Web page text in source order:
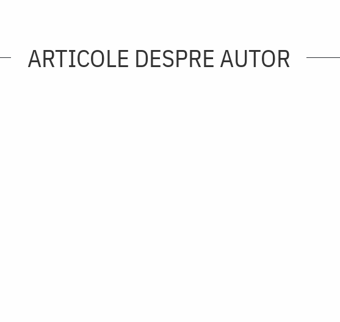
ARTICOLE DESPRE AUTOR